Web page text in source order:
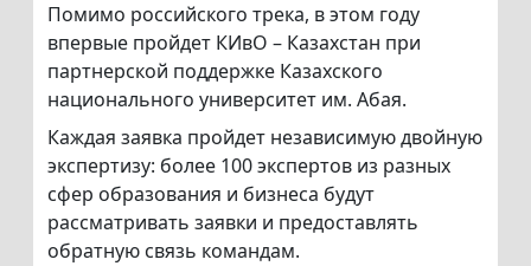
Помимо российского трека, в этом году
впервые пройдет КИвО – Казахстан при
партнерской поддержке Казахского
национального университет им. Абая.
Каждая заявка пройдет независимую двойную
экспертизу: более 100 экспертов из разных
сфер образования и бизнеса будут
рассматривать заявки и предоставлять
обратную связь командам.